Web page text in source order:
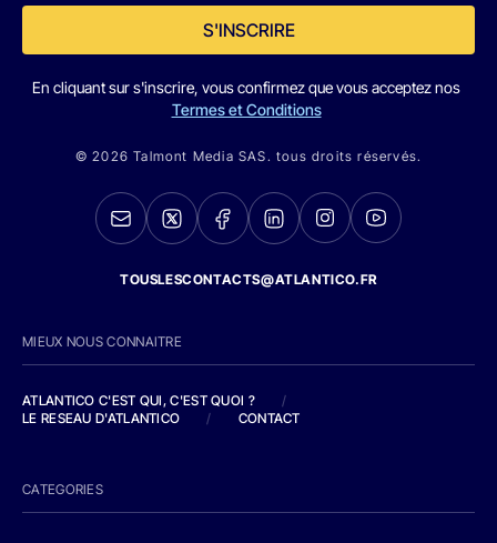
S'INSCRIRE
En cliquant sur s'inscrire, vous confirmez que vous acceptez nos
Termes et Conditions
© 2026 Talmont Media SAS. tous droits réservés.
TOUSLESCONTACTS@ATLANTICO.FR
MIEUX NOUS CONNAITRE
ATLANTICO C'EST QUI, C'EST QUOI ?
/
LE RESEAU D'ATLANTICO
/ CONTACT
CATEGORIES